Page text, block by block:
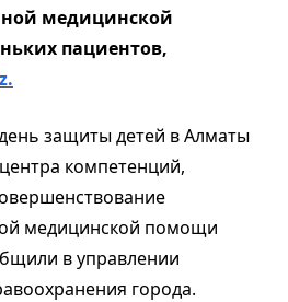
медицинской
пациентов,
защиты детей в Алматы
компетенций,
медицинской помощи
в управлении
города.